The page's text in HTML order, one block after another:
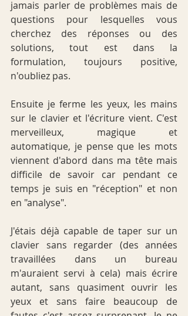
jamais parler de problèmes mais de
questions pour lesquelles vous
cherchez des réponses ou des
solutions, tout est dans la
formulation, toujours positive,
n'oubliez pas.
Ensuite je ferme les yeux, les mains
sur le clavier et l'écriture vient. C'est
merveilleux, magique et
automatique, je pense que les mots
viennent d'abord dans ma tête mais
difficile de savoir car pendant ce
temps je suis en "réception" et non
en "analyse".
J'étais déjà capable de taper sur un
clavier sans regarder (des années
travaillées dans un bureau
m'auraient servi à cela) mais écrire
autant, sans quasiment ouvrir les
yeux et sans faire beaucoup de